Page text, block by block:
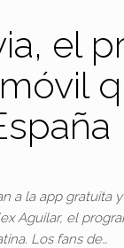
el
a la app gratuita
Aguilar, el
Los fans de…